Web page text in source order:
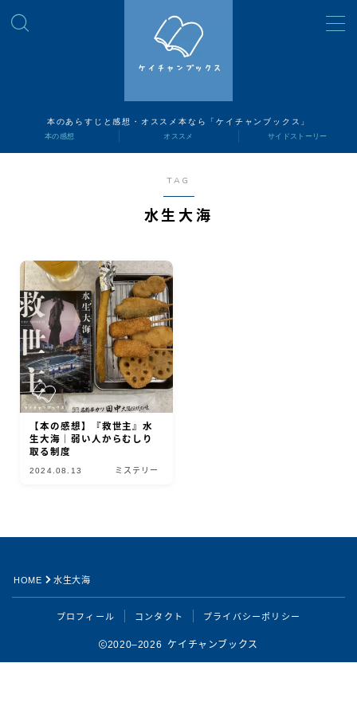
本のあらすじと感想・オススメ本なら「ケイチャンブックス」
本の感想
本の感想 オススメ サイドストーリー
TAG
水生大海
【本の感想】『救世主』水
生大海｜弱い人からむしり
取る制度
2024.08.13 ミステリー
HOME 水生大海
プロフィール コンタクト プライバシーポリシー
2020–2026 ケイチャンブックス